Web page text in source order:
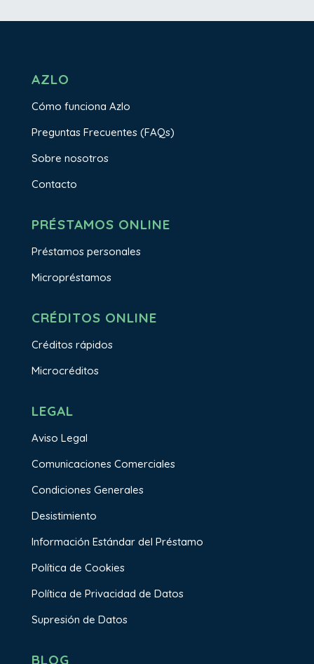
AZLO
Cómo funciona Azlo
Preguntas Frecuentes (FAQs)
Sobre nosotros
Contacto
PRÉSTAMOS ONLINE
Préstamos personales
Micropréstamos
CRÉDITOS ONLINE
Créditos rápidos
Microcréditos
LEGAL
Aviso Legal
Comunicaciones Comerciales
Condiciones Generales
Desistimiento
Información Estándar del Préstamo
Política de Cookies
Política de Privacidad de Datos
Supresión de Datos
BLOG